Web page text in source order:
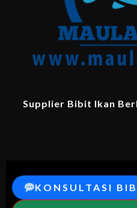
Supplier Bibit Ikan
© 2026 MaulaFarm.com –
Tawar
KONSULTASI